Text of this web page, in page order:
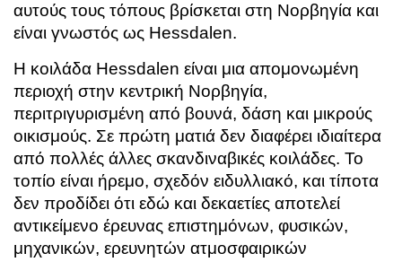
αυτούς τους τόπους βρίσκεται στη Νορβηγία και
είναι γνωστός ως Hessdalen.
Η κοιλάδα Hessdalen είναι μια απομονωμένη
περιοχή στην κεντρική Νορβηγία,
περιτριγυρισμένη από βουνά, δάση και μικρούς
οικισμούς. Σε πρώτη ματιά δεν διαφέρει ιδιαίτερα
από πολλές άλλες σκανδιναβικές κοιλάδες. Το
τοπίο είναι ήρεμο, σχεδόν ειδυλλιακό, και τίποτα
δεν προδίδει ότι εδώ και δεκαετίες αποτελεί
αντικείμενο έρευνας επιστημόνων, φυσικών,
μηχανικών, ερευνητών ατμοσφαιρικών